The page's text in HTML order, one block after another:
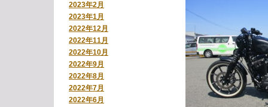
2023年2月
2023年1月
2022年12月
2022年11月
2022年10月
2022年9月
2022年8月
2022年7月
2022年6月